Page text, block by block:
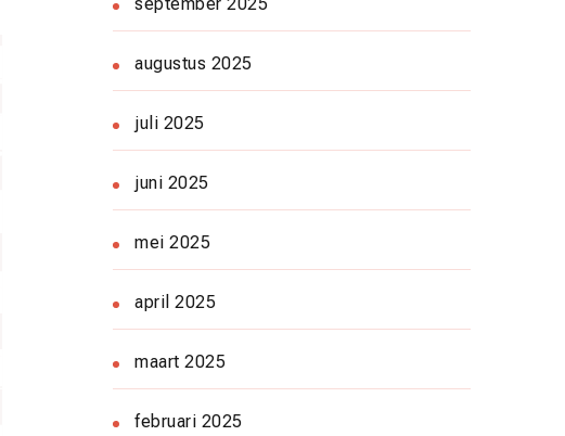
augustus 2025
juli 2025
juni 2025
mei 2025
april 2025
maart 2025
februari 2025